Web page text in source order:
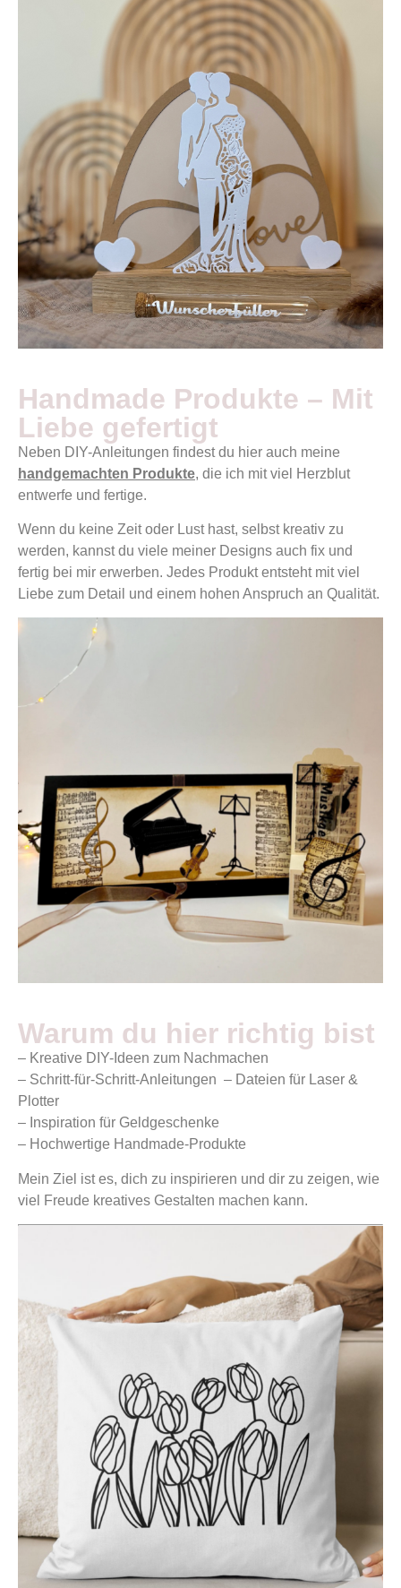
Handmade Produkte – Mit
Liebe gefertigt
Neben DIY-Anleitungen findest du hier auch meine
handgemachten Produkte, die ich mit viel Herzblut
entwerfe und fertige.
Wenn du keine Zeit oder Lust hast, selbst kreativ zu
werden, kannst du viele meiner Designs auch fix und
fertig bei mir erwerben. Jedes Produkt entsteht mit viel
Liebe zum Detail und einem hohen Anspruch an Qualität.
Warum du hier richtig bist
– Kreative DIY-Ideen zum Nachmachen
– Schritt-für-Schritt-Anleitungen – Dateien für Laser &
Plotter
– Inspiration für Geldgeschenke
– Hochwertige Handmade-Produkte
Mein Ziel ist es, dich zu inspirieren und dir zu zeigen, wie
viel Freude kreatives Gestalten machen kann.